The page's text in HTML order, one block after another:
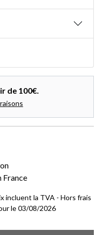
de 100€.
France
incluent la TVA - Hors frais
le 03/08/2026